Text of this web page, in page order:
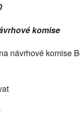
komise
návrhové komise